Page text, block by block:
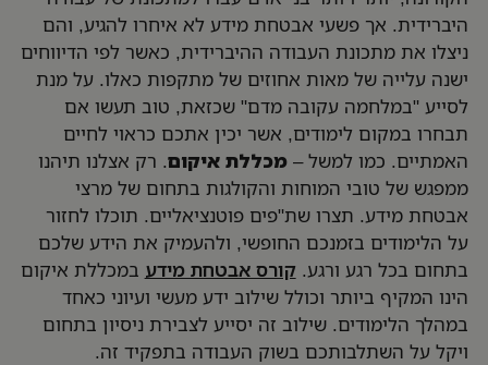
היברידית. אך פשעי אבטחת מידע לא איחרו להגיע, והם
ניצלו את מתכונת העבודה ההיברידית, כאשר לפי הדיווחים
ישנה עלייה של מאות אחוזים של מתקפות כאלו. על מנת
לסייע "במלחמה עקובה מדם" שכזאת, טוב תעשו אם
תבחרו במקום לימודים, אשר יכין אתכם כראוי לחיים
האמתיים. כמו למשל –מכללת איקום. רק אצלנו תיהנו
ממפגש של טובי המוחות והקולגות בתחום של מרצי
אבטחת מידע. תצרו שת"פים פוטנציאליים. תוכלו לחזור
על הלימודים בזמנכם החופשי, ולהעמיק את הידע שלכם
בתחום בכל רגע ורגע.קורס אבטחת מידע במכללת איקום
הינו המקיף ביותר וכולל שילוב ידע מעשי ועיוני כאחד
במהלך הלימודים. שילוב זה יסייע לצבירת ניסיון בתחום
ויקל על השתלבותכם בשוק העבודה בתפקיד זה.